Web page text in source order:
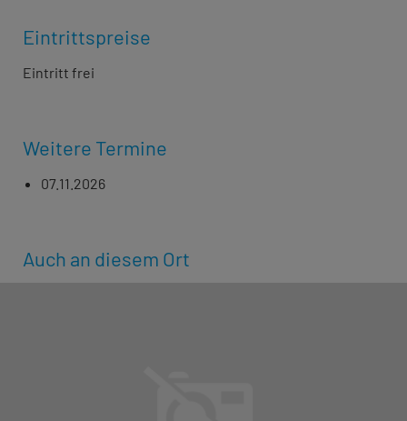
Eintrittspreise
Eintritt frei
Weitere Termine
07.11.2026
Auch an diesem Ort